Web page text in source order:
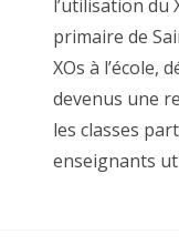
l’utilisation du
primaire de
XOs à l’école,
devenus une
les classes
enseignants